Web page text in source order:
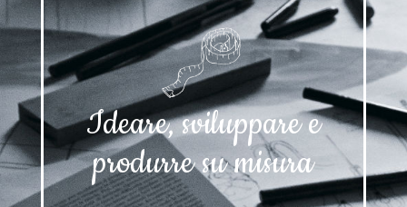
Ideare, sviluppare e
produrre su misura